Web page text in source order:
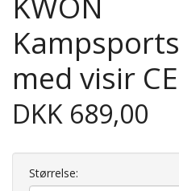
med visir CE
DKK 689,00
Størrelse: